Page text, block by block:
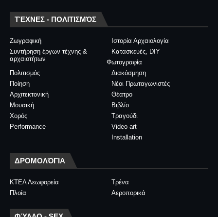
ΤΈΧΝΕΣ - ΠΟΛΙΤΙΣΜΌΣ
Ζωγραφική
Ιστορία Αρχαιολογία
Συντήρηση έργων τέχνης &
αρχαιοτήτων
Κατασκευές, DIY
Φωτογραφία
Διακόσμηση
Πολιτισμός
Νέοι Πρωταγωνιστές
Ποίηση
Θέατρο
Αρχιτεκτονική
Βιβλίο
Μουσική
Τραγούδι
Χορός
Video art
Performance
Installation
ΔΡΟΜΟΛΌΓΙΑ
ΚΤΕΛ Λεωφορεία
Τρένα
Πλοία
Αεροπορικά